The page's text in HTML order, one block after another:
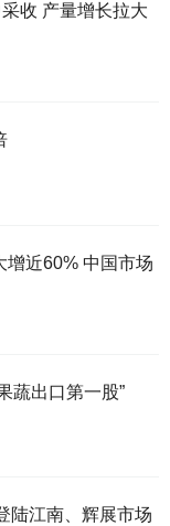
拉大
增近60% 中国市场
蔬出口第一股”
陆江南、辉展市场